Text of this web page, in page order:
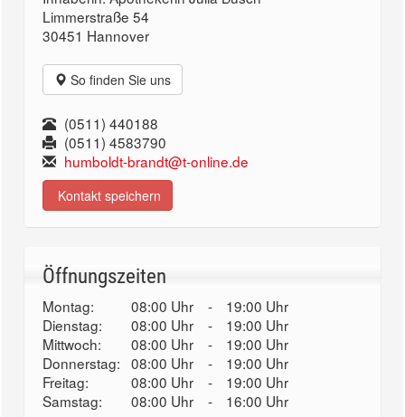
Limmerstraße 54
30451 Hannover
So finden Sie uns
(0511) 440188
(0511) 4583790
humboldt-brandt@t-online.de
Kontakt speichern
Öffnungszeiten
Montag: 08:00 Uhr -
19:00 Uhr
Dienstag:
08:00 Uhr -
19:00 Uhr
Mittwoch:
08:00 Uhr -
19:00 Uhr
Donnerstag: 08:00 Uhr -
19:00 Uhr
Freitag:
08:00 Uhr -
19:00 Uhr
Samstag:
08:00 Uhr - 16:00 Uhr